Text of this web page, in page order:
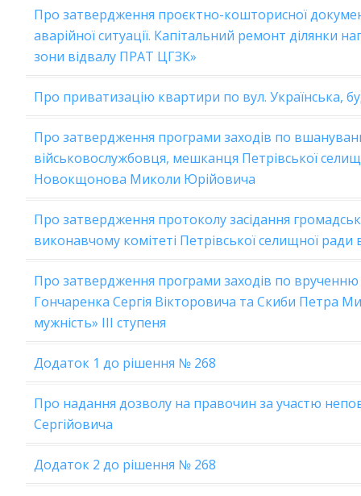
Про затвердження проєктно-кошторисної
аварійної ситуації. Капітальний ремонт ділянки
зони відвалу ПРАТ ЦГЗК»
Про приватизацію квартири по вул. Українська,
Про затвердження програми заходів по
військовослужбовця, мешканця Петрівської
Новокщонова Миколи Юрійовича
Про затвердження протоколу засідання
виконавчому комітеті Петрівської селищної
Про затвердження програми заходів по врученню
Гончаренка Сергія Вікторовича та Скиби Петра
мужність» ІІІ ступеня
Додаток 1 до рішення № 268
Про надання дозволу на правочин за участю
Сергійовича
Додаток 2 до рішення № 268